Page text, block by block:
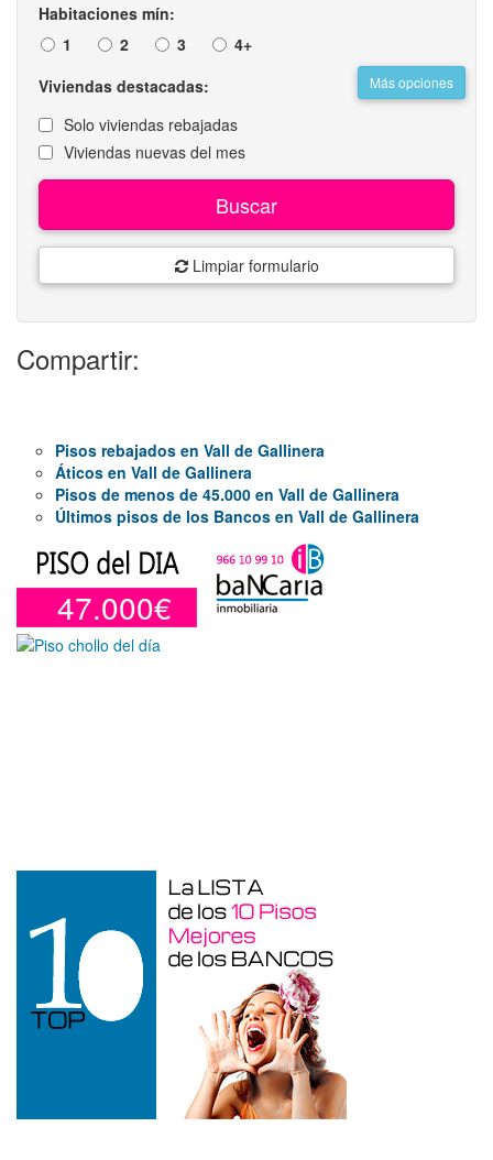
Habitaciones mín:
1
2 3 4+
Más opciones
Viviendas destacadas:
Solo viviendas rebajadas
Viviendas nuevas del mes
Buscar
Limpiar formulario
Compartir:
Pisos rebajados en Vall de Gallinera
Áticos en Vall de Gallinera
Pisos de menos de 45.000 en Vall de Gallinera
Últimos pisos de los Bancos en Vall de Gallinera
47.000€